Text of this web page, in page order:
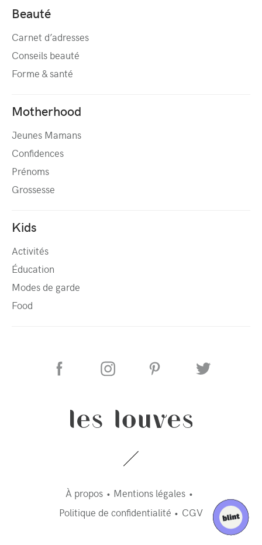
Beauté
Carnet d’adresses
Conseils beauté
Forme & santé
Motherhood
Jeunes Mamans
Confidences
Prénoms
Grossesse
Kids
Activités
Éducation
Modes de garde
Food
À propos
Mentions légales
Politique de confidentialité
CGV